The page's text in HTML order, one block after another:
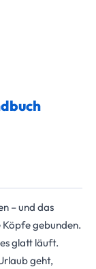
– und das
gebunden.
glatt läuft.
geht,